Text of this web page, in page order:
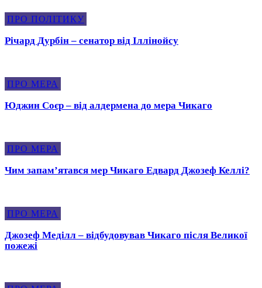
ПРО ПОЛІТИКУ
Річард Дурбін – сенатор від Іллінойсу
ПРО МЕРА
Юджин Соєр – від алдермена до мера Чикаго
ПРО МЕРА
Чим запамʼятався мер Чикаго Едвард Джозеф Келлі?
ПРО МЕРА
Джозеф Меділл – відбудовував Чикаго після Великої
пожежі